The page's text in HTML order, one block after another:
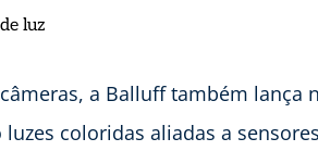
a Balluff também lança
luzes coloridas aliadas a